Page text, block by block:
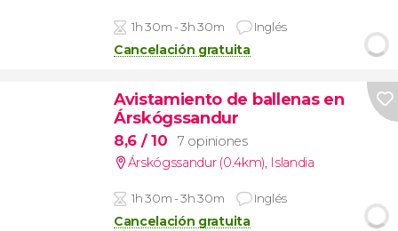
1h 30m - 3h 30m Inglés
Cancelación gratuita
Avistamiento de ballenas en
Árskógssandur
8,6 / 10
7 opiniones
Árskógssandur (0.4km), Islandia
1h 30m - 3h 30m Inglés
Cancelación gratuita